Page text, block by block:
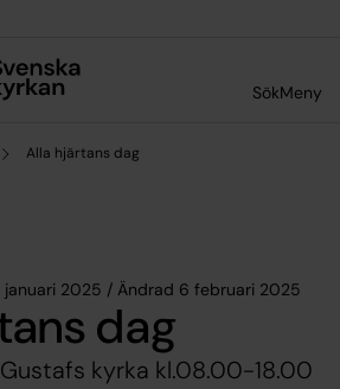
SökMeny
Alla hjärtans dag
2025 / Ändrad 6 februari 2025
dag
kyrka kl.08.00-18.00